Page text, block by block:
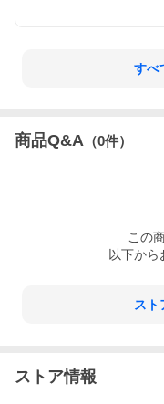
すべ
商品Q&A （0件）
この
以下から
スト
ストア情報